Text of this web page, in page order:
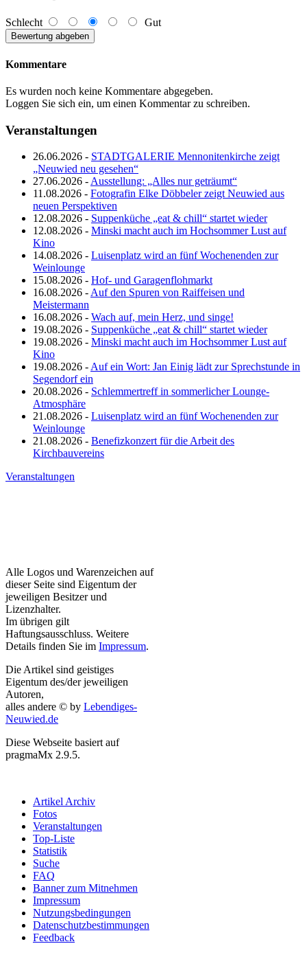
Schlecht Gut
Kommentare
Es wurden noch keine Kommentare abgegeben.
Loggen Sie sich ein, um einen Kommentar zu schreiben.
Veranstaltungen
26.06.2026 - STADTGALERIE Mennonitenkirche zeigt
„Neuwied neu gesehen“
27.06.2026 - Ausstellung: „Alles nur geträumt“
11.08.2026 - Fotografin Elke Döbbeler zeigt Neuwied aus
neuen Perspektiven
12.08.2026 - Suppenküche „eat & chill“ startet wieder
12.08.2026 - Minski macht auch im Hochsommer Lust auf
Kino
14.08.2026 - Luisenplatz wird an fünf Wochenenden zur
Weinlounge
15.08.2026 - Hof- und Garagenflohmarkt
16.08.2026 - Auf den Spuren von Raiffeisen und
Meistermann
16.08.2026 - Wach auf, mein Herz, und singe!
19.08.2026 - Suppenküche „eat & chill“ startet wieder
19.08.2026 - Minski macht auch im Hochsommer Lust auf
Kino
19.08.2026 - Auf ein Wort: Jan Einig lädt zur Sprechstunde in
Segendorf ein
20.08.2026 - Schlemmertreff in sommerlicher Lounge-
Atmosphäre
21.08.2026 - Luisenplatz wird an fünf Wochenenden zur
Weinlounge
21.08.2026 - Benefizkonzert für die Arbeit des
Kirchbauvereins
Veranstaltungen
Alle Logos und Warenzeichen auf
dieser Seite sind Eigentum der
jeweiligen Besitzer und
Lizenzhalter.
Im übrigen gilt
Haftungsausschluss. Weitere
Details finden Sie im Impressum.
Die Artikel sind geistiges
Eigentum des/der jeweiligen
Autoren,
alles andere © by Lebendiges-
Neuwied.de
Diese Webseite basiert auf
pragmaMx 2.9.5.
Artikel Archiv
Fotos
Veranstaltungen
Top-Liste
Statistik
Suche
FAQ
Banner zum Mitnehmen
Impressum
Nutzungsbedingungen
Datenschutzbestimmungen
Feedback